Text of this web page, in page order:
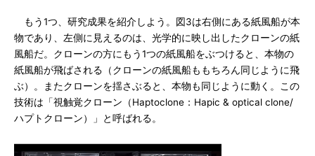
もう1つ、研究成果を紹介しよう。図3は右側にある紙風船が本
物であり、左側に見えるのは、光学的に映し出したクローンの紙
風船だ。クローンの方にもう1つの紙風船をぶつけると、本物の
紙風船が飛ばされる（クローンの紙風船ももちろん同じように飛
ぶ）。またクローンを揺さぶると、本物も同じように動く。この
技術は「視触覚クローン（Haptoclone：Hapic & optical clone/
ハプトクローン）」と呼ばれる。